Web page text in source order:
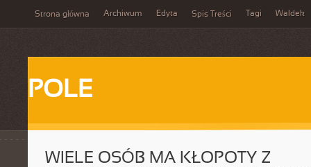
Strona główna Archiwum Edyta Spis Treści Tagi Waldek
POLE
WIELE OSÓB MA KŁOPOTY Z